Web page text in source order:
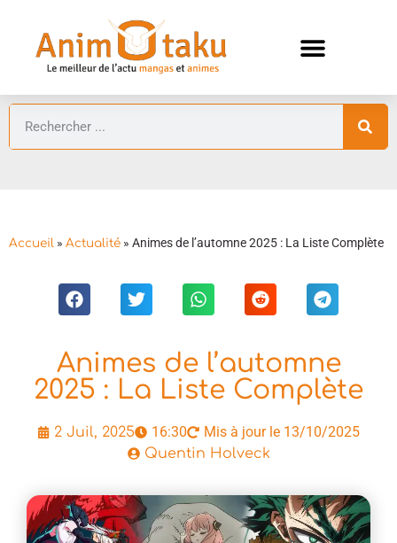
Accueil » Actualité » Animes de l’automne 2025 : La Liste Complète
Animes de l’automne
2025 : La Liste Complète
2 Juil, 2025 16:30 Mis à jour le 13/10/2025
Quentin Holveck